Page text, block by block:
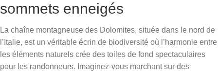
sommets enneigés
La chaîne montagneuse des Dolomites, située dans le nord de
l’Italie, est un véritable écrin de biodiversité où l’harmonie entre
les éléments naturels crée des toiles de fond spectaculaires
pour les randonneurs. Imaginez-vous marchant sur des